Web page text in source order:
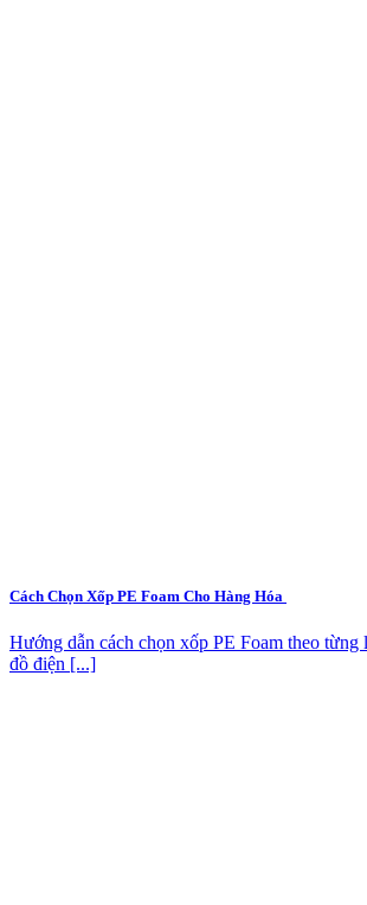
Cách Chọn Xốp PE Foam Cho Hàng Hóa
Hướng dẫn cách chọn xốp PE Foam theo từng
đồ điện [...]